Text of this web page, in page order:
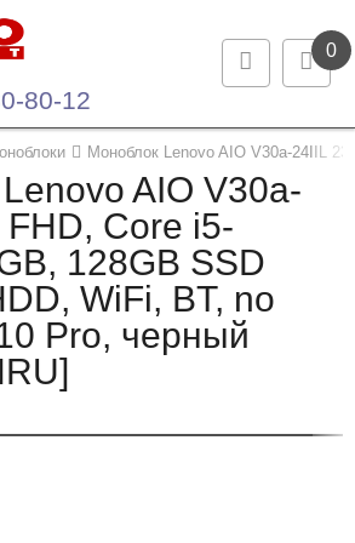
0
80-12
Моноблок Lenovo AIO V30a-24IIL
AIO V30a-
Core i5-
128GB SSD
WiFi, BT, no
Pro, черный